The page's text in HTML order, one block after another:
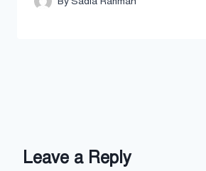
Leave a Reply